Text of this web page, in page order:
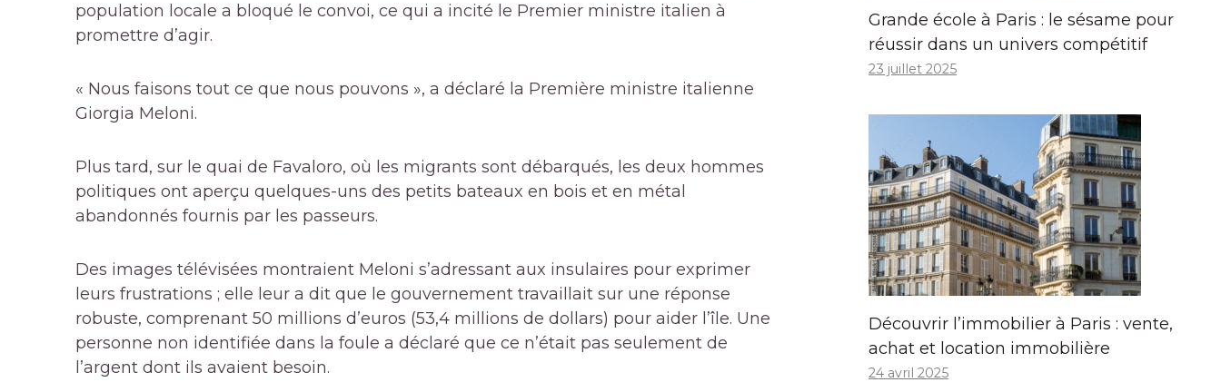
population locale a bloqué le convoi, ce qui a incité le Premier ministre italien à
promettre d’agir.
« Nous faisons tout ce que nous pouvons », a déclaré la Première ministre italienne
Giorgia Meloni.
Plus tard, sur le quai de Favaloro, où les migrants sont débarqués, les deux hommes
politiques ont aperçu quelques-uns des petits bateaux en bois et en métal
abandonnés fournis par les passeurs.
Des images télévisées montraient Meloni s’adressant aux insulaires pour exprimer
leurs frustrations ; elle leur a dit que le gouvernement travaillait sur une réponse
robuste, comprenant 50 millions d’euros (53,4 millions de dollars) pour aider l’île. Une
personne non identifiée dans la foule a déclaré que ce n’était pas seulement de
l’argent dont ils avaient besoin.
Grande école à Paris : le sésame pour
réussir dans un univers compétitif
23 juillet 2025
Découvrir l’immobilier à Paris : vente,
achat et location immobilière
24 avril 2025